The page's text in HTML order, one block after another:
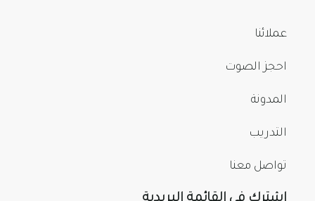
عملائنا
احجز الصوت
المدونة
التدريب
تواصل معنا